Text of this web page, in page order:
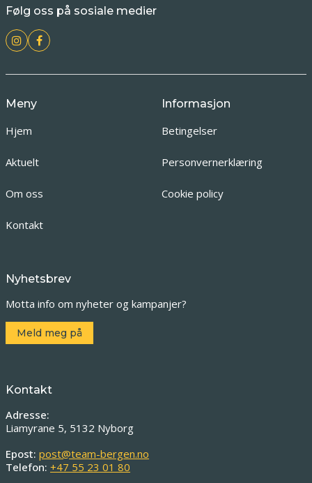
Følg oss på sosiale medier
Meny
Hjem
Aktuelt
Om oss
Kontakt
Informasjon
Betingelser
Personvernerklæring
Cookie policy
Nyhetsbrev
Motta info om nyheter og kampanjer?
Meld meg på
Kontakt
Adresse:
Liamyrane 5, 5132 Nyborg
Epost: post@team-bergen.no
Telefon: +47 55 23 01 80